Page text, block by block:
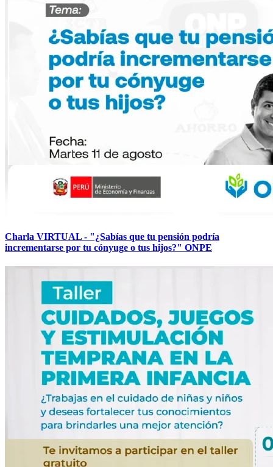
Charla VIRTUAL - "¿Sabías que tu pensión podría
incrementarse por tu cónyuge o tus hijos?" ONPE